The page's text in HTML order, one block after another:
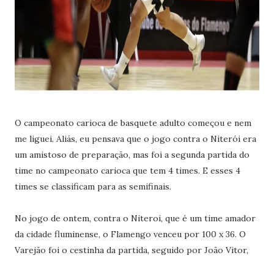
O campeonato carioca de basquete adulto começou e nem
me liguei. Aliás, eu pensava que o jogo contra o Niterói era
um amistoso de preparação, mas foi a segunda partida do
time no campeonato carioca que tem 4 times. E esses 4
times se classificam para as semifinais.
No jogo de ontem, contra o Niteroi, que é um time amador
da cidade fluminense, o Flamengo venceu por 100 x 36. O
Varejão foi o cestinha da partida, seguido por João Vitor,